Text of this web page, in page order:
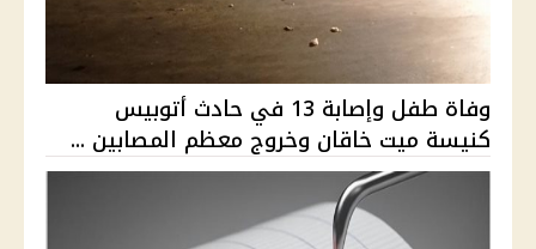
وفاة طفل وإصابة 13 في حادث أتوبيس
كنيسة ميت خاقان وخروج معظم المصابين ...